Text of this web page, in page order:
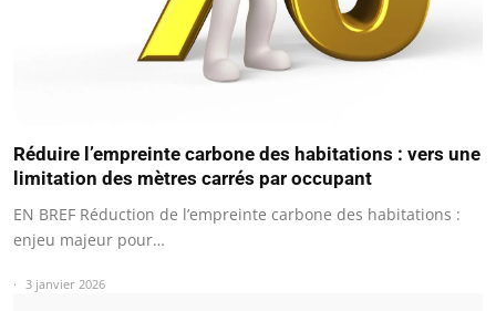
Réduire l’empreinte carbone des habitations : vers une
limitation des mètres carrés par occupant
EN BREF Réduction de l’empreinte carbone des habitations :
enjeu majeur pour…
3 janvier 2026